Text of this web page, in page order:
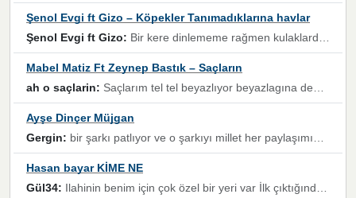
Şenol Evgi ft Gizo – Köpekler Tanımadıklarına havlar
Şenol Evgi ft Gizo: Bir kere dinlememe rağmen kulaklardan gitmiyor sen sen sen sen kurban ol sen sen sen sen hayran ol yükses ses müzik dinleme sebebisiniz canlar bomba gibi patladınız maşallah
Mabel Matiz Ft Zeynep Bastık – Saçların
ah o saçlarin: Saçlarım tel tel beyazlıyor beyazlagına degil yanımda sen yoksun ona üzülüyorum günler bir bir geçiyor geçen günlere değil sensiz geçen günlere darılıyorum,Dinledikce asla kavusamayacagim ama asla unutamicagim sevdiğim adam için yanar içim
Ayşe Dinçer Müjgan
Gergin: bir şarkı patlıyor ve o şarkıyı millet her paylaşımın altına koyuyor ve öyle bir durum hal alıyor ki şarkıyı dinlemeden şarkıdan bikıyorsun Ama bu enteresan bir şekilde dillere dolanıyor millet olarak seviyoruz dertlerle boğuşurken bir yandan da göbek atmayi))) diyeceklerim bu kadar güzel hoş bir sayfa emeğinize sağlık arkadaşlar kolay gelsin
Hasan bayar KİME NE
Gül34: Ilahinin benim için çok özel bir yeri var İlk çıktığında komşum ne kadar yüksek sesle dinliyorsa orada duymuştum ve YouTube'dan aratıp Bu ilahiyi bulmuştum ve sonra müdavimi oldum günlük Ben de 3-5 kere dinleyip ezberleyip artık ilahiye bende eşlik ediyorum yüksek sesle Allah razı olsun hizmet nimettir Rabbim sizin zahmetlerinize de hayırlı nimetler versin Selam ve dua ile Allah'a emanet olun